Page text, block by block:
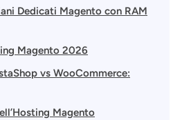
Dedicati Magento con RAM
Magento 2026
vs WooCommerce:
Magento